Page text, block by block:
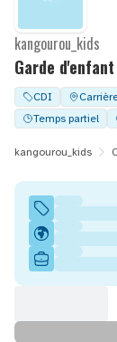
Garde
kangourou_kids
CDI
Temps partiel
kangourou_kids